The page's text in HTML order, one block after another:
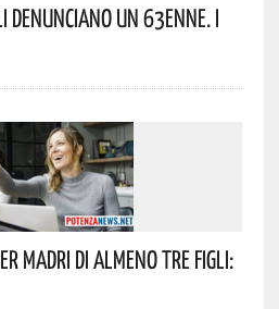
Un 63enne. I
Madri Di Almeno Tre Figli: